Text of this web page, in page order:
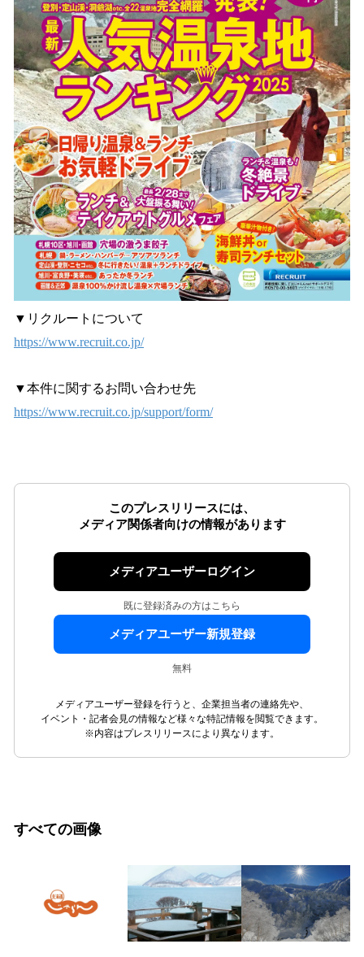
▼リクルートについて
https://www.recruit.co.jp/
▼本件に関するお問い合わせ先
https://www.recruit.co.jp/support/form/
このプレスリリースには、
メディア関係者向けの情報があります
メディアユーザーログイン
既に登録済みの方はこちら
メディアユーザー新規登録
無料
メディアユーザー登録を行うと、企業担当者の連絡先や、
イベント・記者会見の情報など様々な特記情報を閲覧できます。
※内容はプレスリリースにより異なります。
すべての画像